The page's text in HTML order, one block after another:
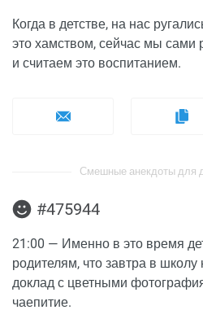
Когда в детстве, на нас
это хамством, сейчас мы сами
и считаем это воспитанием.
Смешные анекдоты для
#475944
21:00 — Именно в это время
родителям, что завтра в
доклад с цветными
чаепитие.